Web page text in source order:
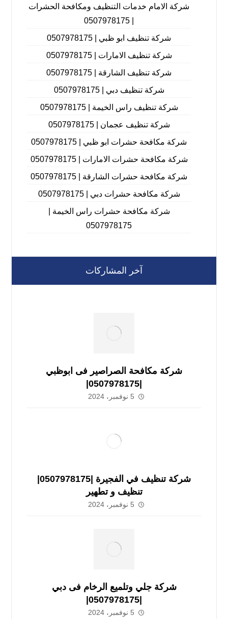
شركة الامام خدمات التنظيف ومكافحة الحشرات
شركة تنظيف ابو ظبي | 0507978175
شركة تنظيف الامارات | 0507978175
شركة تنظيف الشارقة | 0507978175
شركة تنظيف دبي | 0507978175
شركة تنظيف راس الخيمة | 0507978175
شركة تنظيف عجمان | 0507978175
شركة مكافحة حشرات ابو ظبي | 0507978175
شركة مكافحة حشرات الامارات | 0507978175
شركة مكافحة حشرات الشارقة | 0507978175
شركة مكافحة حشرات دبي | 0507978175
شركة مكافحة حشرات راس الخيمة |
0507978175
آخر المشاركات
شركة مكافحة الصراصير فى ابوظبي
|0507978175|
5 نوفمبر، 2024
شركة تنظيف في الفجيرة |0507978175|
تنظيف و تطهير
5 نوفمبر، 2024
شركة جلي وتلميع الرخام فى دبي
|0507978175|
5 نوفمبر، 2024